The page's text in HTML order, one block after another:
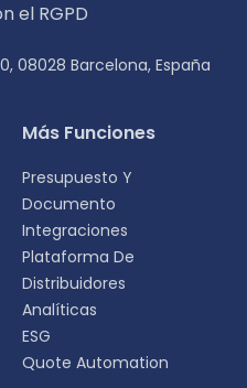
el RGPD
08028 Barcelona, España
Más Funciones
Presupuesto Y
Documento
Integraciones
Plataforma De
Distribuidores
Analíticas
ESG
Quote Automation